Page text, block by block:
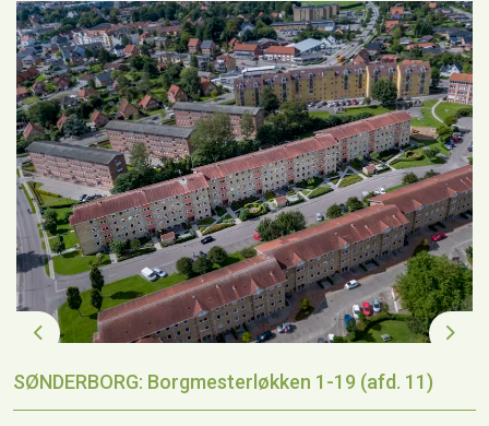
Previous Next
SØNDERBORG: Borgmesterløkken 1-19 (afd. 11)